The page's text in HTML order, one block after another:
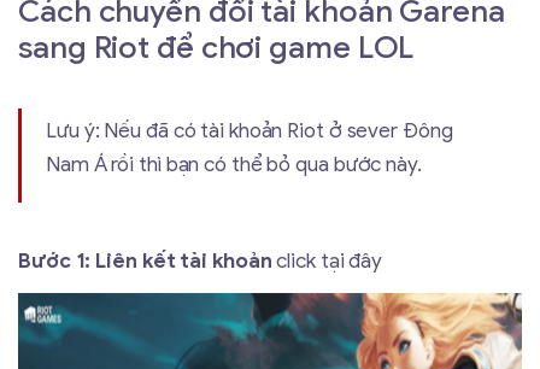
Cách chuyển đổi tài khoản Garena
sang Riot để chơi game LOL
Lưu ý: Nếu đã có tài khoản Riot ở sever Đông
Nam Á rồi thì bạn có thể bỏ qua bước này.
Bước 1: Liên kết tài khoảnclick tại đây